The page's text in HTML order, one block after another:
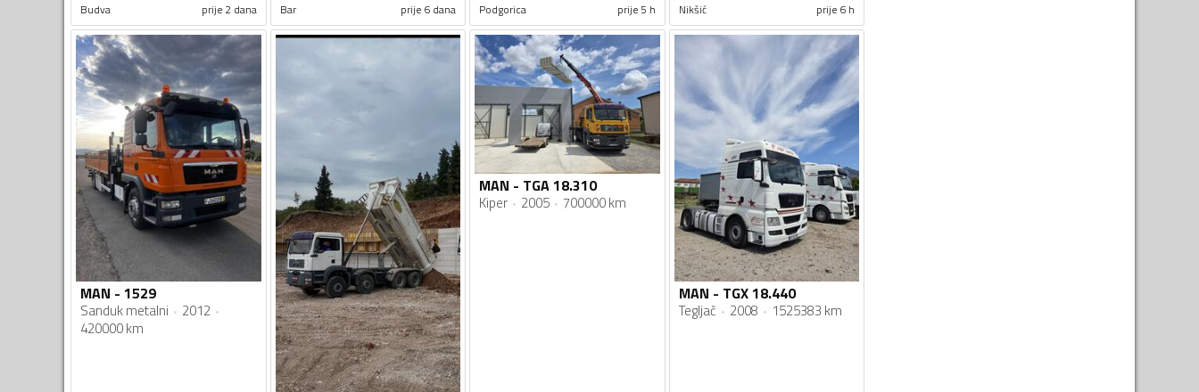
Budva prije 2 dana Bar prije 6 dana Podgorica prije 5 h Nikšić prije 6 h
MAN - 1529
Sanduk metalni
2012
420000 km
MAN - TGA 18.310
Kiper 2005 700000 km
MAN - TGX 18.440
Tegljač 2008 1525383 km